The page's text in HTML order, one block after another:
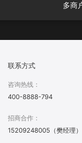
多商
联系方式
咨询热线：
400-8888-794
招商合作：
15209248005（樊经理）